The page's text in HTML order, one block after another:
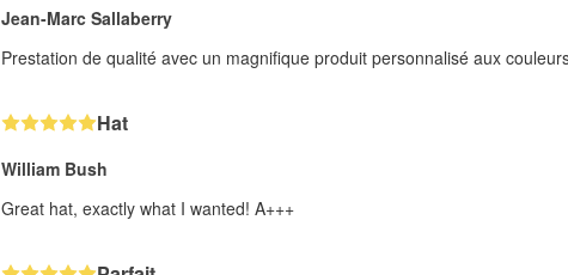
Jean-Marc Sallaberry
Prestation de qualité avec un magnifique produit personnalisé aux
Hat
William Bush
Great hat, exactly what I wanted! A+++